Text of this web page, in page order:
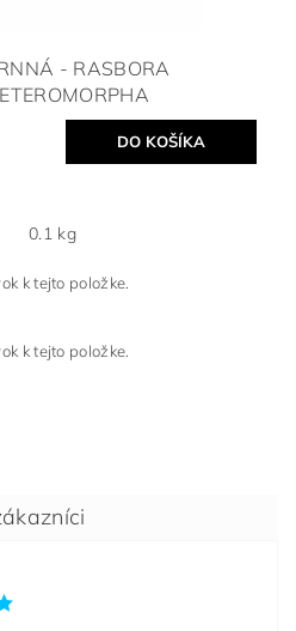
- RASBORA
0.1 kg
k tejto položke.
k tejto položke.